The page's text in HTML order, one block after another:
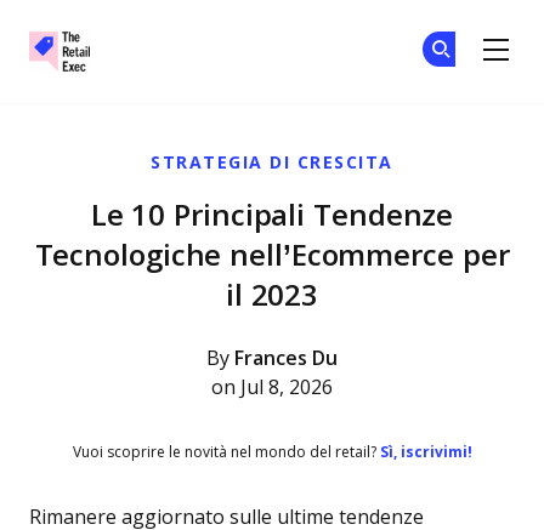
STRATEGIA DI CRESCITA
Le 10 Principali Tendenze
Tecnologiche nell’Ecommerce per
il 2023
By Frances Du
on Jul 8, 2026
Vuoi scoprire le novità nel mondo del retail?Sì, iscrivimi!
Rimanere aggiornato sulle ultime tendenze